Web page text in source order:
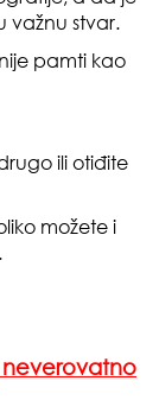
važnu stvar.
pamti kao
ili otiđite
možete i
neverovatno